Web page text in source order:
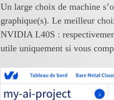
Un large choix de machine
graphique(s). Le meilleur
NVIDIA L40S :
utile uniquement si vous